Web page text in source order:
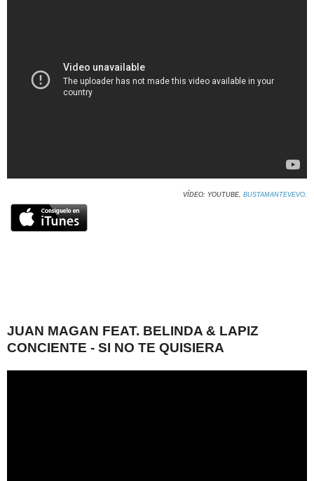
VÍDEO: YOUTUBE, BUSTAMANTEVEVO.
JUAN MAGAN FEAT. BELINDA & LAPIZ
CONCIENTE - SI NO TE QUISIERA